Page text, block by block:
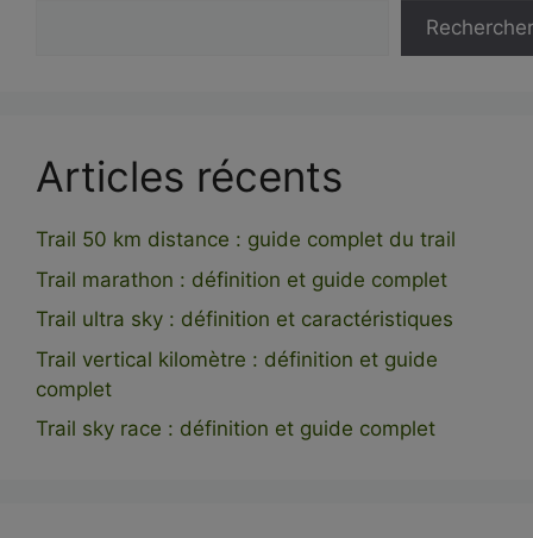
Rechercher
Articles récents
Trail 50 km distance : guide complet du trail
Trail marathon : définition et guide complet
Trail ultra sky : définition et caractéristiques
Trail vertical kilomètre : définition et guide
complet
Trail sky race : définition et guide complet